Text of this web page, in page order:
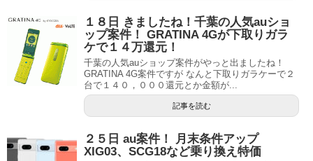
１８日 きましたね！千葉の人気auショ
ップ案件！ GRATINA 4Gが下取りガラ
ケで１４万還元！
千葉の人気auショップ案件がやっと出ましたね！
GRATINA 4G案件ですが なんと下取りガラケーで２
台で１４０，０００還元とか金額が...
記事を読む
２５日 au案件！ 月末条件アップ
XIG03、SCG18など乗り換え特価